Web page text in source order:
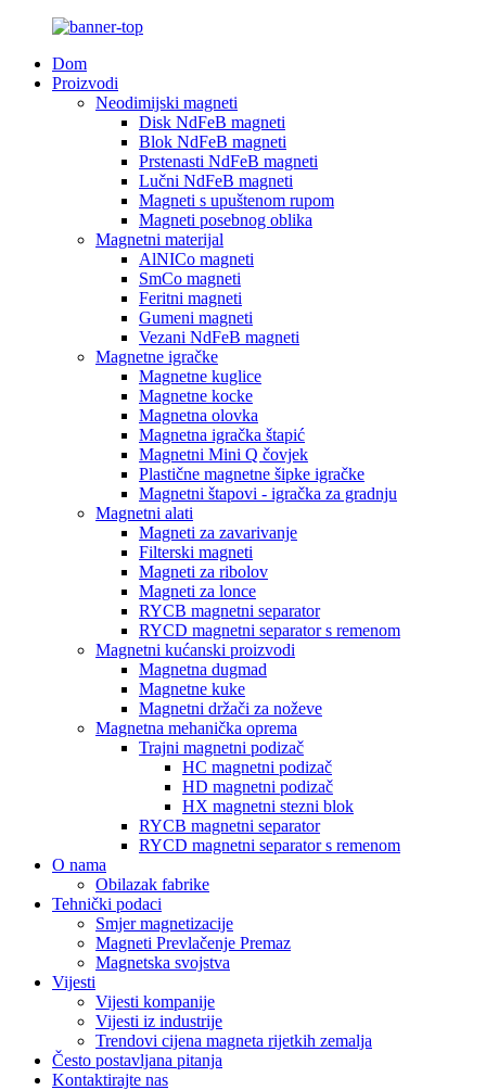
Dom
Proizvodi
Neodimijski magneti
Disk NdFeB magneti
Blok NdFeB magneti
Prstenasti NdFeB magneti
Lučni NdFeB magneti
Magneti s upuštenom rupom
Magneti posebnog oblika
Magnetni materijal
AlNICo magneti
SmCo magneti
Feritni magneti
Gumeni magneti
Vezani NdFeB magneti
Magnetne igračke
Magnetne kuglice
Magnetne kocke
Magnetna olovka
Magnetna igračka štapić
Magnetni Mini Q čovjek
Plastične magnetne šipke igračke
Magnetni štapovi - igračka za gradnju
Magnetni alati
Magneti za zavarivanje
Filterski magneti
Magneti za ribolov
Magneti za lonce
RYCB magnetni separator
RYCD magnetni separator s remenom
Magnetni kućanski proizvodi
Magnetna dugmad
Magnetne kuke
Magnetni držači za noževe
Magnetna mehanička oprema
Trajni magnetni podizač
HC magnetni podizač
HD magnetni podizač
HX magnetni stezni blok
RYCB magnetni separator
RYCD magnetni separator s remenom
O nama
Obilazak fabrike
Tehnički podaci
Smjer magnetizacije
Magneti Prevlačenje Premaz
Magnetska svojstva
Vijesti
Vijesti kompanije
Vijesti iz industrije
Trendovi cijena magneta rijetkih zemalja
Često postavljana pitanja
Kontaktirajte nas